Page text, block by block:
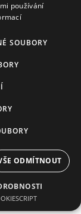
používání
SOUBORY
ODMÍTNOUT